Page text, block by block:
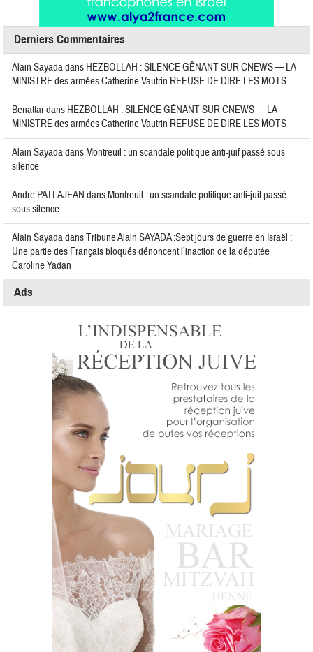
Derniers Commentaires
Alain Sayadadans HEZBOLLAH : SILENCE GÊNANT SUR CNEWS — LA
MINISTRE des armées Catherine Vautrin REFUSE DE DIRE LES MOTS
Benattardans HEZBOLLAH : SILENCE GÊNANT SUR CNEWS — LA
MINISTRE des armées Catherine Vautrin REFUSE DE DIRE LES MOTS
Alain Sayadadans Montreuil : un scandale politique anti-juif passé sous
silence
Andre PATLAJEAN dans Montreuil : un scandale politique anti-juif passé
sous silence
Alain SayadadansTribune Alain SAYADA :Sept jours de guerre en Israël :
Une partie des Français bloqués dénoncent l’inaction de la députée
Caroline Yadan
Ads